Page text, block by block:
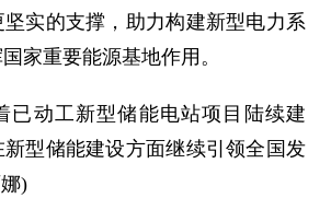
实的支撑，助力构建新型电力系
家重要能源基地作用。
动工新型储能电站项目陆续建
型储能建设方面继续引领全国发
)